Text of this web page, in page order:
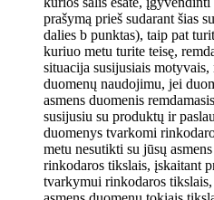
prašymą prieš sudarant šias
dalies b punktas), taip pat
kuriuo metu turite teisę,
situacija susijusiais motyvais,
duomenų naudojimu, jei
asmens duomenis
susijusiu su produktų ir
duomenys tvarkomi
metu nesutikti su jūsų
rinkodaros tikslais, įskaitant
tvarkymui rinkodaros